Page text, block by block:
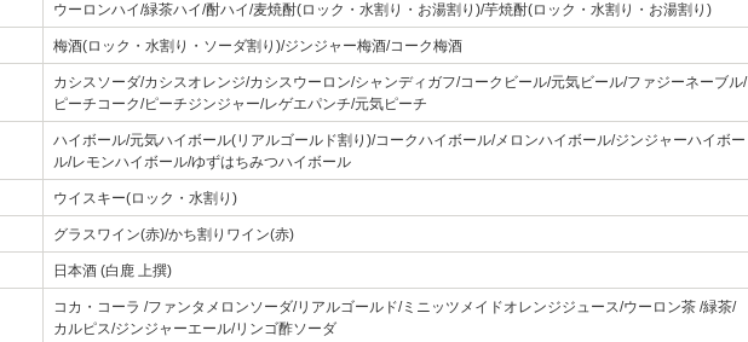
ウーロンハイ/緑茶ハイ/酎ハイ/麦焼酎(ロック・水割り・お湯割り)/芋焼酎(ロック・水割り・お湯割り)
梅酒(ロック・水割り・ソーダ割り)/ジンジャー梅酒/コーク梅酒
カシスソーダ/カシスオレンジ/カシスウーロン/シャンディガフ/コークビール/元気ビール/ファジーネーブル/
ピーチコーク/ピーチジンジャー/レゲエパンチ/元気ピーチ
ハイボール/元気ハイボール(リアルゴールド割り)/コークハイボール/メロンハイボール/ジンジャーハイボー
ル/レモンハイボール/ゆずはちみつハイボール
ウイスキー(ロック・水割り)
グラスワイン(赤)/かち割りワイン(赤)
日本酒 (白鹿 上撰)
コカ・コーラ /ファンタメロンソーダ/リアルゴールド/ミニッツメイドオレンジジュース/ウーロン茶 /緑茶/
カルピス/ジンジャーエール/リンゴ酢ソーダ